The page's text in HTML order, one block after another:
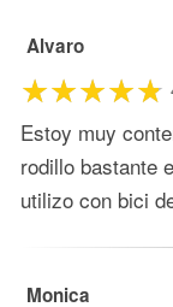
Alvaro
Estoy muy
rodillo bastante
utilizo con bici
Monica